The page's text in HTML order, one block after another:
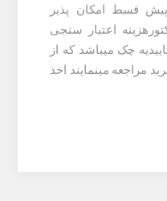
قسط امکان پذیر
کل فاکتورهزینه اعتبار سنجی
چک میباشد که از
مراجعه مینمایند اخذ